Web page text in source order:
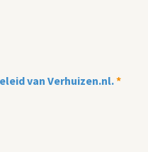
van Verhuizen.nl.*